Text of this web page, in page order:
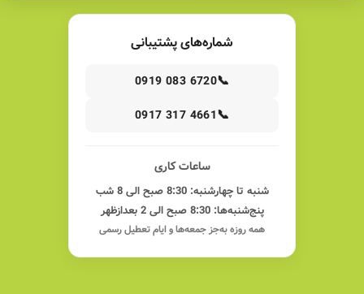
شماره‌های پشتیبانی
📞
0919 083 6720
📞
0917 317 4661
ساعات کاری
شنبه تا چهارشنبه: 8:30 صبح الی 8 شب
پنج‌شنبه‌ها: 8:30 صبح الی 2 بعدازظهر
همه روزه به‌جز جمعه‌ها و ایام تعطیل رسمی